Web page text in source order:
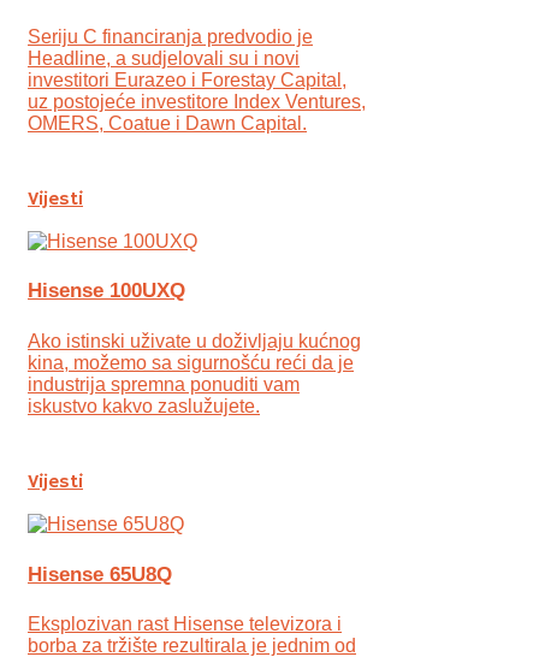
Seriju C financiranja predvodio je
Headline, a sudjelovali su i novi
investitori Eurazeo i Forestay Capital,
uz postojeće investitore Index Ventures,
OMERS, Coatue i Dawn Capital.
Vijesti
Hisense 100UXQ
Ako istinski uživate u doživljaju kućnog
kina, možemo sa sigurnošću reći da je
industrija spremna ponuditi vam
iskustvo kakvo zaslužujete.
Vijesti
Hisense 65U8Q
Eksplozivan rast Hisense televizora i
borba za tržište rezultirala je jednim od